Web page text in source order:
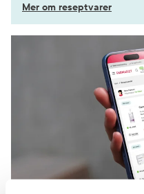
Mer om reseptvarer